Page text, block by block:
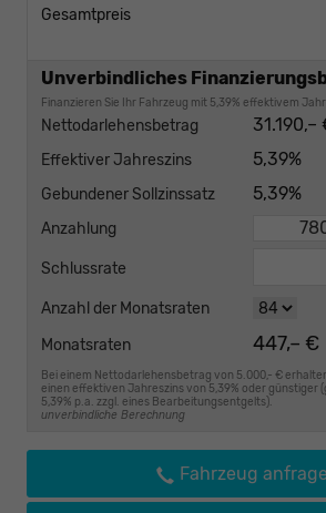
Gesamtpreis
Unverbindliches
Finanzieren Sie Ihr Fahrzeug mit 5,39% effektivem
Nettodarlehensbetrag 31.190,–
Effektiver Jahreszins 5,39%
Gebundener Sollzinssatz 5,39%
Anzahlung
Schlussrate
Anzahl der Monatsraten
Monatsraten
447,– €
Bei einem Nettodarlehensbetrag von 5.000,- €
einen effektiven Jahreszins von 5,39% oder günstiger
5,39% p.a. zzgl. eines Bearbeitungsentgelts).
unverbindliche Berechnung
Fahrzeug